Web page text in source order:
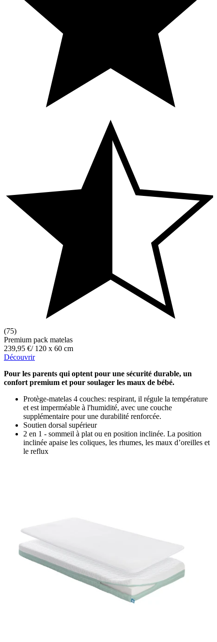
(75)
Premium pack matelas
239,95 €/ 120 x 60 cm
Découvrir
Pour les parents qui optent pour une sécurité durable, un
confort premium et pour soulager les maux de bébé.
Protège-matelas 4 couches: respirant, il régule la température
et est imperméable à l'humidité, avec une couche
supplémentaire pour une durabilité renforcée.
Soutien dorsal supérieur
2 en 1 - sommeil à plat ou en position inclinée. La position
inclinée apaise les coliques, les rhumes, les maux d’oreilles et
le reflux